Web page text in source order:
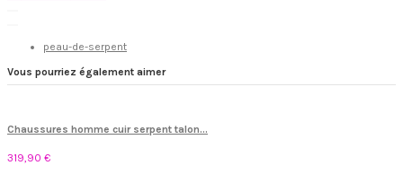
peau-de-serpent
Vous pourriez également aimer
Chaussures homme cuir serpent talon...
319,90 €